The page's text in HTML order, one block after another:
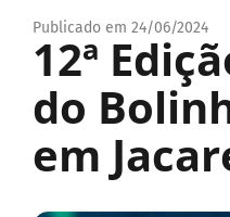
Publicado em 24/06/2024
12ª
do
em